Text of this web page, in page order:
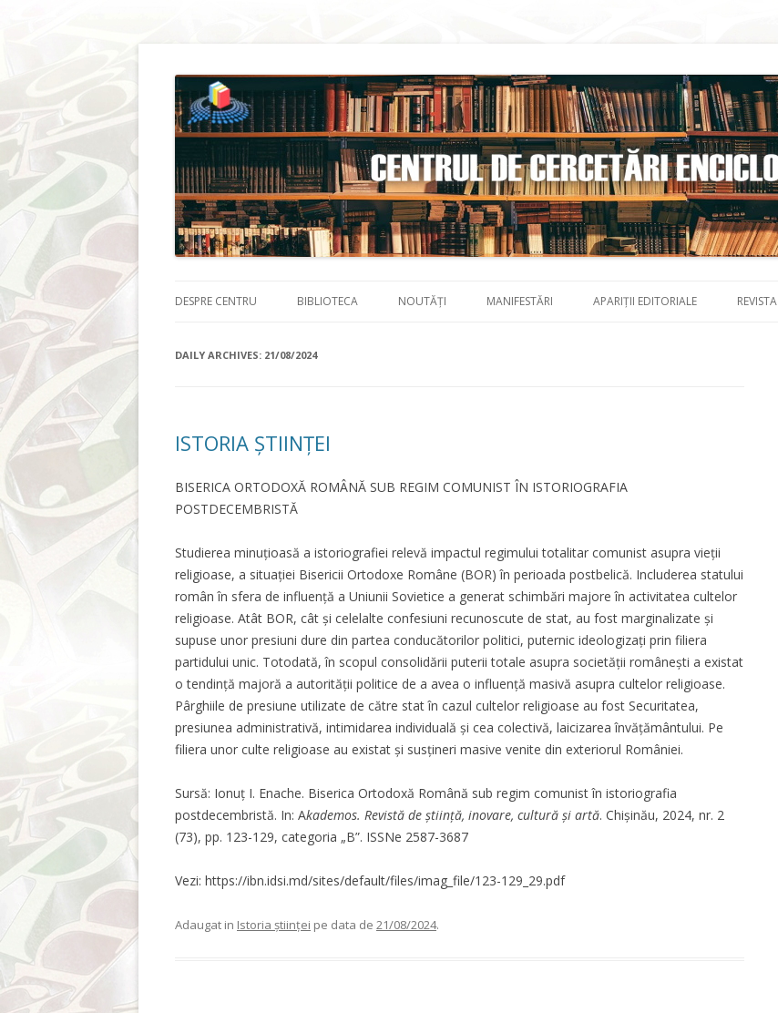
DESPRE CENTRU BIBLIOTECA NOUTĂȚI MANIFESTĂRI APARIȚII EDITORIALE REVISTA
DAILY ARCHIVES: 21/08/2024
ISTORIA ȘTIINȚEI
BISERICA ORTODOXĂ ROMÂNĂ SUB REGIM COMUNIST ÎN ISTORIOGRAFIA
POSTDECEMBRISTĂ
Studierea minuțioasă a istoriografiei relevă impactul regimului totalitar comunist asupra vieții
religioase, a situației Bisericii Ortodoxe Române (BOR) în perioada postbelică. Includerea statului
român în sfera de influență a Uniunii Sovietice a generat schimbări majore în activitatea cultelor
religioase. Atât BOR, cât și celelalte confesiuni recunoscute de stat, au fost marginalizate și
supuse unor presiuni dure din partea conducătorilor politici, puternic ideologizați prin filiera
partidului unic. Totodată, în scopul consolidării puterii totale asupra societății românești a existat
o tendință majoră a autorității politice de a avea o influență masivă asupra cultelor religioase.
Pârghiile de presiune utilizate de către stat în cazul cultelor religioase au fost Securitatea,
presiunea administrativă, intimidarea individuală și cea colectivă, laicizarea învățământului. Pe
filiera unor culte religioase au existat și susțineri masive venite din exteriorul României.
Sursă: Ionuț I. Enache. Biserica Ortodoxă Română sub regim comunist în istoriografia
postdecembristă. In: Akademos. Revistă de știință, inovare, cultură și artă. Chișinău, 2024, nr. 2
(73), pp. 123-129, categoria „B”. ISSNe 2587-3687
Vezi: https://ibn.idsi.md/sites/default/files/imag_file/123-129_29.pdf
Adaugat in Istoria științei pe data de 21/08/2024.